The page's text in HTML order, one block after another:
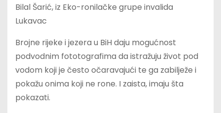
Bilal Šarić,iz Eko-ronilačke grupe invalida
Lukavac
Brojne rijeke i jezera u BiH daju mogućnost
podvodnim fototografima da istražuju život pod
vodom koji je često očaravajući te ga zabilježe i
pokažu onima koji ne rone. I zaista, imaju šta
pokazati.